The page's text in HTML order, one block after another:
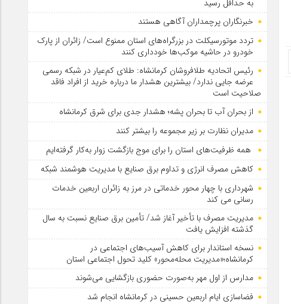
به حداقل رسید
خبرنگاران پرچمداران آگاهی هستند
تردد موتورسیکلت در بزرگراه‌های استان ممنوع است/ زائران از پارک
خودرو در حاشیه موکب‌ها خودداری کنند
رئیس اتحادیه طلافروشان کرمانشاه: طلای کم‌عیار در شبکه رسمی
عرضه جایی ندارد/ بیشترین هشدار ما درباره خرید از افراد فاقد
صلاحیت است
از بحران آب تا بحران پشه؛ هشدار جدی برای شرق کرمانشاه
مدیران نظارت بر زیر مجموعه را بیشتر کنند
همه ظرفیت‌های استان را برای موج بازگشت زوار به‌کار گرفته‌ایم
کاهش مصرف انرژی و تداوم برق صنایع با مدیریت هوشمند شبکه
شهرداری با چهار محور خدماتی در مرز به زائران اربعین خدمات
رسانی می کند
مدیریت مصرف با تأخیر آغاز شد/ تأمین برق صنایع نسبت به سال
گذشته افزایش یافت
نسخه استاندار برای کاهش آسیب‌های اجتماعی در
کرمانشاه؛«مدیریت محله‌محور» کلید تحول اجتماعی استان
مدارس از اول مهر به‌صورت حضوری بازگشایی می‌شوند
فضاسازی ایام اربعین حسینی در کرمانشاه انجام شد